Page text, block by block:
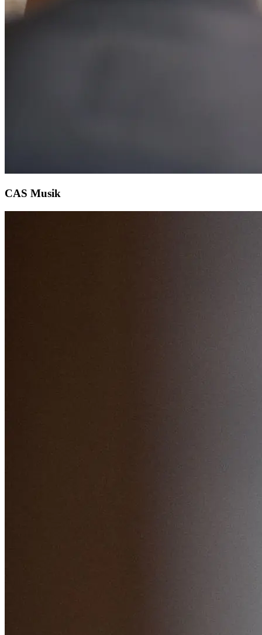
CAS Musik